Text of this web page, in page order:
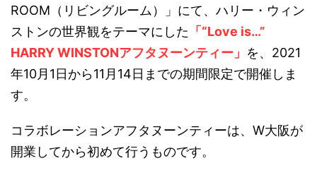
ROOM（リビングルーム）」にて、ハリー・ウィン
ストンの世界観をテーマにした 「“Love is…”
HARRY WINSTONアフタヌーンティー」 を、2021
年10月1日から11月14日までの期間限定で開催しま
す。
コラボレーションアフタヌーンティーは、W大阪が
開業してから初めて行うものです。